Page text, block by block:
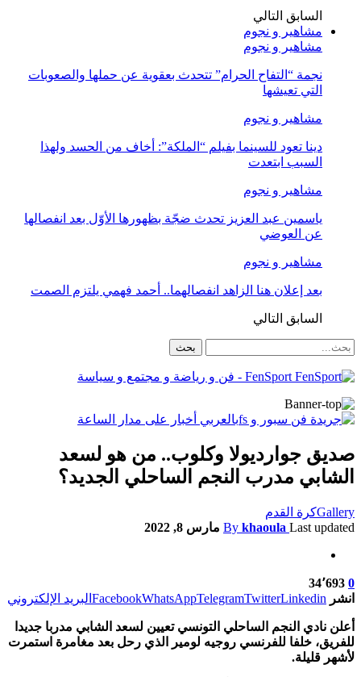
السابق التالي
مشاهير و نجوم
مشاهير و نجوم
نجمة “التفاح الحرام” تتحدث بعقوية عن حملها والصعوبات
التي تعيشها
مشاهير و نجوم
دينا تعود للسينما بفيلم “الملكة”: أخاف من الحسد ولهذا
السبب ابتعدت
مشاهير و نجوم
ياسمين عبد العزيز تحدث ضجّة بظهورها الأوّل بعد انفصالها
عن العوضي
مشاهير و نجوم
بعد إعلان هنا الزاهد انفصالهما.. أحمد فهمي يلتزم الصمت
السابق التالي
FenSport - فن و رياضة و مجتمع و سياسة
صديق جوارديولا وكلوب.. من هو لسعد
الشابي مدرب النجم الساحلي الجديد؟
Galleryكرة القدم
By khaoula Last updated مارس 8, 2022
0 34٬693
انشر
FacebookWhatsAppTelegramTwitterLinkedin البريد الإلكتروني
أعلن نادي النجم الساحلي التونسي تعيين لسعد الشابي مدربا جديدا
للفريق، خلفا للفرنسي روجيه لومير الذي رحل بعد مغامرة استمرت
لأشهر قليلة.